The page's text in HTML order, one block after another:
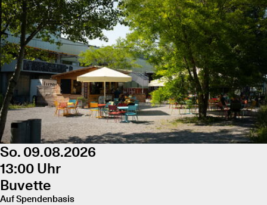
So. 09.08.2026
13:00 Uhr
Buvette
Auf Spendenbasis